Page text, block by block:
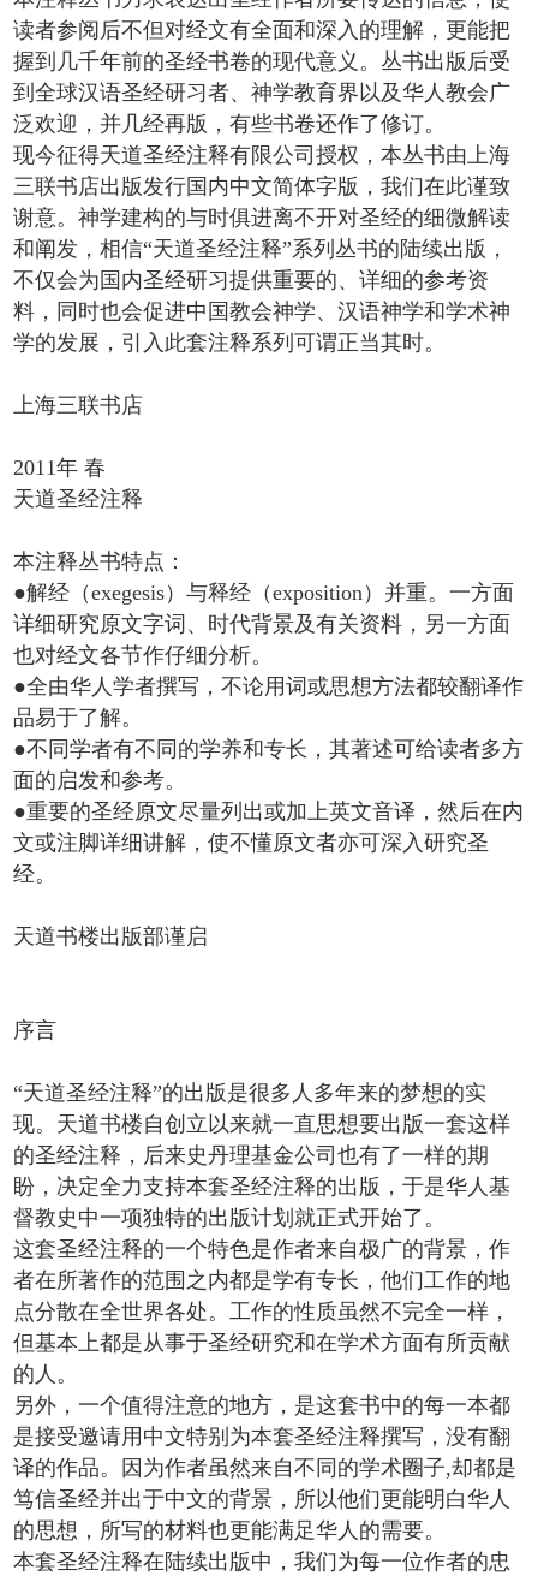
读者参阅后不但对经文有全面和深入的理解，更能把
握到几千年前的圣经书卷的现代意义。丛书出版后受
到全球汉语圣经研习者、神学教育界以及华人教会广
泛欢迎，并几经再版，有些书卷还作了修订。
现今征得天道圣经注释有限公司授权，本丛书由上海
三联书店出版发行国内中文简体字版，我们在此谨致
谢意。神学建构的与时俱进离不开对圣经的细微解读
和阐发，相信“天道圣经注释”系列丛书的陆续出版，
不仅会为国内圣经研习提供重要的、详细的参考资
料，同时也会促进中国教会神学、汉语神学和学术神
学的发展，引入此套注释系列可谓正当其时。
上海三联书店
2011年 春
天道圣经注释
本注释丛书特点：
●解经（exegesis）与释经（exposition）并重。一方面
详细研究原文字词、时代背景及有关资料，另一方面
也对经文各节作仔细分析。
●全由华人学者撰写，不论用词或思想方法都较翻译作
品易于了解。
●不同学者有不同的学养和专长，其著述可给读者多方
面的启发和参考。
●重要的圣经原文尽量列出或加上英文音译，然后在内
文或注脚详细讲解，使不懂原文者亦可深入研究圣
经。
天道书楼出版部谨启
序言
“天道圣经注释”的出版是很多人多年来的梦想的实
现。天道书楼自创立以来就一直思想要出版一套这样
的圣经注释，后来史丹理基金公司也有了一样的期
盼，决定全力支持本套圣经注释的出版，于是华人基
督教史中一项独特的出版计划就正式开始了。
这套圣经注释的一个特色是作者来自极广的背景，作
者在所著作的范围之内都是学有专长，他们工作的地
点分散在全世界各处。工作的性质虽然不完全一样，
但基本上都是从事于圣经研究和在学术方面有所贡献
的人。
另外，一个值得注意的地方，是这套书中的每一本都
是接受邀请用中文特别为本套圣经注释撰写，没有翻
译的作品。因为作者虽然来自不同的学术圈子,却都是
笃信圣经并出于中文的背景，所以他们更能明白华人
的思想，所写的材料也更能满足华人的需要。
本套圣经注释在陆续出版中，我们为每一位作者的忠